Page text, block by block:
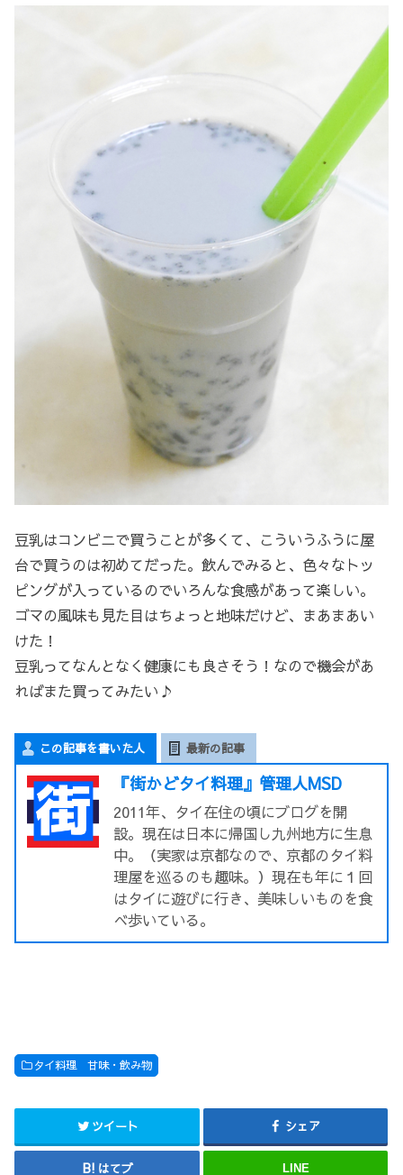
豆乳はコンビニで買うことが多くて、こういうふうに屋
台で買うのは初めてだった。飲んでみると、色々なトッ
ピングが入っているのでいろんな食感があって楽しい。
ゴマの風味も見た目はちょっと地味だけど、まあまあい
けた！
豆乳ってなんとなく健康にも良さそう！なので機会があ
ればまた買ってみたい♪
この記事を書いた人 最新の記事
『街かどタイ料理』管理人MSD
2011年、タイ在住の頃にブログを開
設。現在は日本に帰国し九州地方に生息
中。（実家は京都なので、京都のタイ料
理屋を巡るのも趣味。）現在も年に１回
はタイに遊びに行き、美味しいものを食
べ歩いている。
タイ料理 甘味・飲み物
ツイート シェア
はてブ LINE